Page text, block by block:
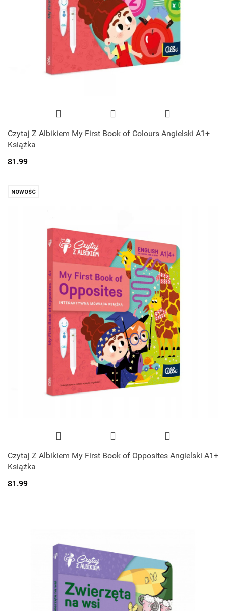
Czytaj Z Albikiem My First Book of Colours Angielski A1+
Książka
81.99
NOWOŚĆ
Czytaj Z Albikiem My First Book of Opposites Angielski A1+
Książka
81.99